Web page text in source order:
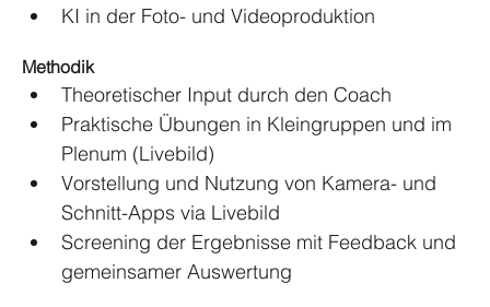
KI in der Foto- und Videoproduktion
Methodik
Theoretischer Input durch den Coach
Praktische Übungen in Kleingruppen und im
Plenum (Livebild)
Vorstellung und Nutzung von Kamera- und
Schnitt-Apps via Livebild
Screening der Ergebnisse mit Feedback und
gemeinsamer Auswertung